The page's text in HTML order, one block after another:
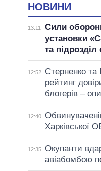
НОВИНИ
13:11
Сили
установки
та підрозділ
12:52
Стерненко
рейтинг
блогерів –
12:40
Харківської
12:35 Окупанти
авіабомбою